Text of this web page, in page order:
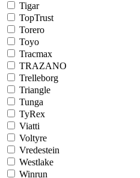
Tigar
TopTrust
Torero
Toyo
Tracmax
TRAZANO
Trelleborg
Triangle
Tunga
TyRex
Viatti
Voltyre
Vredestein
Westlake
Winrun